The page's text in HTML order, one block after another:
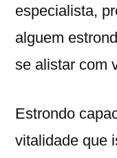
especialista,
alguem
se alistar com
Estrondo
vitalidade que